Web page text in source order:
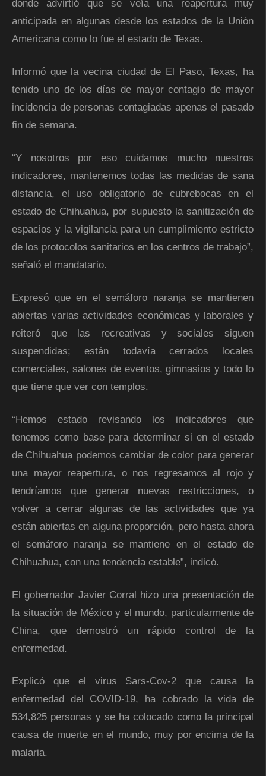
donde advirtió que se veía una reapertura muy
anticipada en algunas desde los estados de la Unión
Americana como lo fue el estado de Texas.
Informó que la vecina ciudad de El Paso, Texas, ha
tenido uno de los días de mayor contagio de mayor
incidencia de personas contagiadas apenas el pasado
fin de semana.
“Y nosotros por eso cuidamos mucho nuestros
indicadores, mantenemos todas las medidas de sana
distancia, el uso obligatorio de cubrebocas en el
estado de Chihuahua, por supuesto la sanitización de
espacios y la vigilancia para un cumplimiento estricto
de los protocolos sanitarios en los centros de trabajo”,
señaló el mandatario.
Expresó que en el semáforo naranja se mantienen
abiertas varias actividades económicas y laborales y
reiteró que las recreativas y sociales siguen
suspendidas; están todavía cerrados locales
comerciales, salones de eventos, gimnasios y todo lo
que tiene que ver con templos.
“Hemos estado revisando los indicadores que
tenemos como base para determinar si en el estado
de Chihuahua podemos cambiar de color para generar
una mayor reapertura, o nos regresamos al rojo y
tendríamos que generar nuevas restricciones, o
volver a cerrar algunas de las actividades que ya
están abiertas en alguna proporción, pero hasta ahora
el semáforo naranja se mantiene en el estado de
Chihuahua, con una tendencia estable”, indicó.
El gobernador Javier Corral hizo una presentación de
la situación de México y el mundo, particularmente de
China, que demostró un rápido control de la
enfermedad.
Explicó que el virus Sars-Cov-2 que causa la
enfermedad del COVID-19, ha cobrado la vida de
534,825 personas y se ha colocado como la principal
causa de muerte en el mundo, muy por encima de la
malaria.